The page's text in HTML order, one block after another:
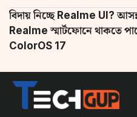
বিদায় নিচ্ছে Realme UI?
Realme স্মার্টফোনে থাকতে
ColorOS 17